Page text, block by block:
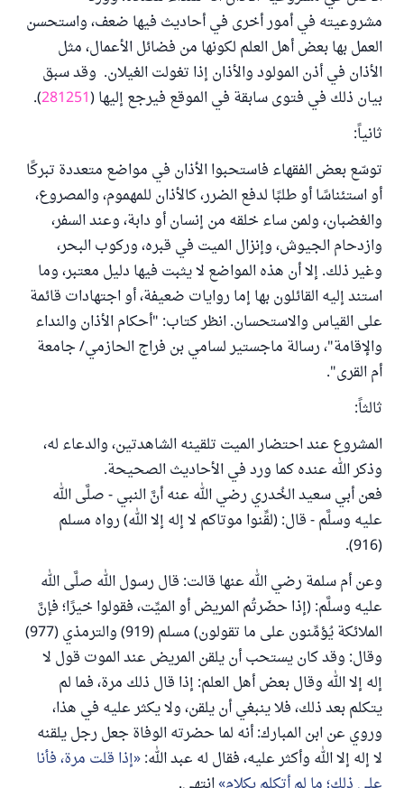
مشروعيته في أمور أخرى في أحاديث فيها ضعف، واستحسن
العمل بها بعض أهل العلم لكونها من فضائل الأعمال، مثل
الأذان في أذن المولود والأذان إذا تغولت الغيلان. وقد سبق
بيان ذلك في فتوى سابقة في الموقع فيرجع إليها (281251
).
ثانياً:
توسّع بعض الفقهاء فاستحبوا الأذان في مواضع متعددة تبركًا
أو استئناسًا أو طلبًا لدفع الضرر، كالأذان للمهموم، والمصروع،
والغضبان، ولمن ساء خلقه من إنسان أو دابة، وعند السفر،
وازدحام الجيوش، وإنزال الميت في قبره، وركوب البحر،
وغير ذلك. إلا أن هذه المواضع لا يثبت فيها دليل معتبر، وما
استند إليه القائلون بها إما روايات ضعيفة، أو اجتهادات قائمة
على القياس والاستحسان. انظر كتاب: "أحكام الأذان والنداء
والإقامة"، رسالة ماجستير لسامي بن فراج الحازمي/ جامعة
أم القرى".
ثالثاً:
المشروع عند احتضار الميت تلقينه الشاهدتين، والدعاء له،
وذكر الله عنده كما ورد في الأحاديث الصحيحة.
فعن أبي سعيد الخُدري رضي الله عنه أنَّ النبي - صلَّى الله
عليه وسلَّم - قال: (لقِّنوا موتاكم لا إله إلا الله) رواه مسلم
(916).
وعن أم سلمة رضي الله عنها قالت: قال رسول الله صلَّى الله
عليه وسلَّم: (إذا حضَرتُم المريض أو الميِّت، فقولوا خيرًا؛ فإنَّ
الملائكة يُؤمِّنون على ما تقولون) مسلم (919) والترمذي (977)
وقال: وقد كان يستحب أن يلقن المريض عند الموت قول لا
إله إلا الله وقال بعض أهل العلم: إذا قال ذلك مرة، فما لم
يتكلم بعد ذلك، فلا ينبغي أن يلقن، ولا يكثر عليه في هذا،
وروي عن ابن المبارك: أنه لما حضرته الوفاة جعل رجل يلقنه
لا إله إلا الله وأكثر عليه، فقال له عبد الله: إذا قلت مرة، فأنا